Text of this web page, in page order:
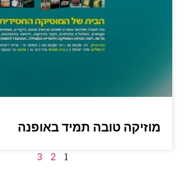
מוזיקה טובה תמיד באופנה
1
2
3